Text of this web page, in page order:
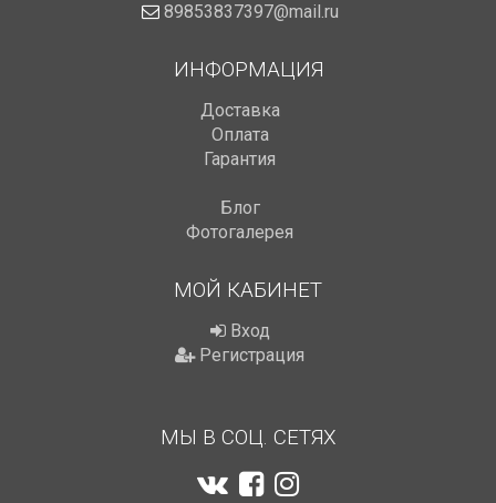
89853837397@mail.ru
ИНФОРМАЦИЯ
Доставка
Оплата
Гарантия
Блог
Фотогалерея
МОЙ КАБИНЕТ
Вход
Регистрация
МЫ В СОЦ. СЕТЯХ